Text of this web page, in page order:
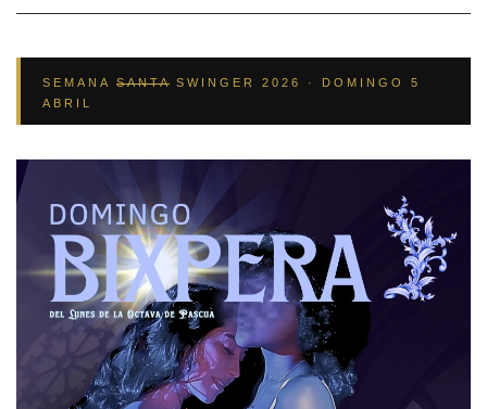
SEMANA SANTA SWINGER 2026 · DOMINGO 5
ABRIL